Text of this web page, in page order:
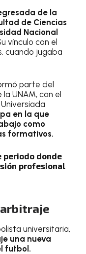
de la
de Ciencias
Nacional
vínculo con el
cuando jugaba
parte del
UNAM, con el
en la que
como
formativos.
periodo donde
profesional
arbitraje
universitaria,
una nueva
futbol.